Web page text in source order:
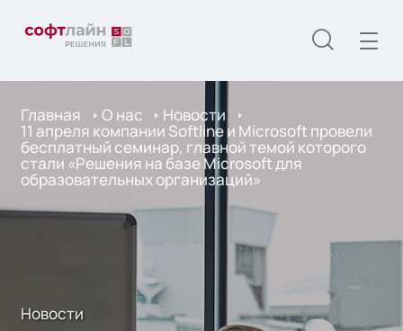
Главная О нас Новости
11 апреля компании Softline и Microsoft провели
бесплатный семинар, главной темой которого
стали «Решения на базе Microsoft для
образовательных организаций»
Новости